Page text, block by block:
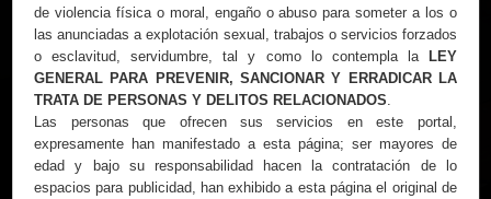
de violencia física o moral, engaño o abuso para someter a los o
las anunciadas a explotación sexual, trabajos o servicios forzados
o esclavitud, servidumbre, tal y como lo contempla la LEY
GENERAL PARA PREVENIR, SANCIONAR Y ERRADICAR LA
TRATA DE PERSONAS Y DELITOS RELACIONADOS
Las personas que ofrecen sus servicios en este portal,
expresamente han manifestado a esta página; ser mayores de
edad y bajo su responsabilidad hacen la contratación de lo
espacios para publicidad, han exhibido a esta página el original de